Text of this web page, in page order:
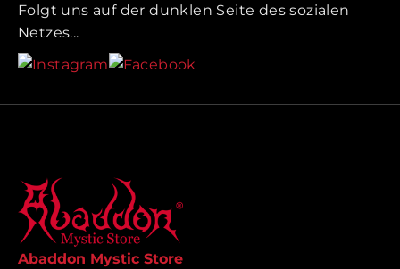
Folgt uns auf der dunklen Seite des sozialen
Netzes...
Abaddon Mystic Store